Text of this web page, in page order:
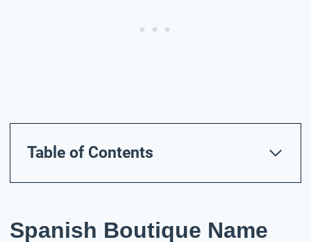
Table of Contents
Spanish Boutique Name